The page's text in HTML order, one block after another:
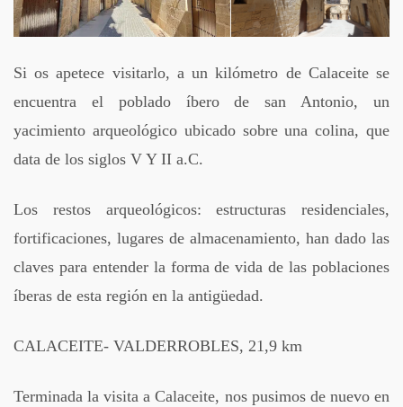
Si os apetece visitarlo, a un kilómetro de Calaceite se
encuentra el poblado íbero de san Antonio, un
yacimiento arqueológico ubicado sobre una colina, que
data de los siglos V Y II a.C.
Los restos arqueológicos: estructuras residenciales,
fortificaciones, lugares de almacenamiento, han dado las
claves para entender la forma de vida de las poblaciones
íberas de esta región en la antigüedad.
CALACEITE- VALDERROBLES, 21,9 km
Terminada la visita a Calaceite, nos pusimos de nuevo en